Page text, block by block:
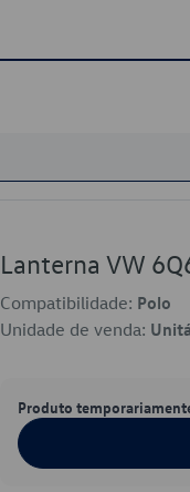
Lanterna VW
Compatibilidade: Polo
Unidade de venda:
Produto